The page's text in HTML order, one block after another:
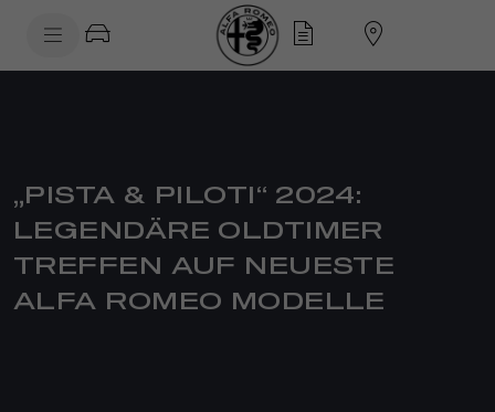
„PISTA & PILOTI“ 2024:
LEGENDÄRE OLDTIMER
TREFFEN AUF NEUESTE
ALFA ROMEO MODELLE